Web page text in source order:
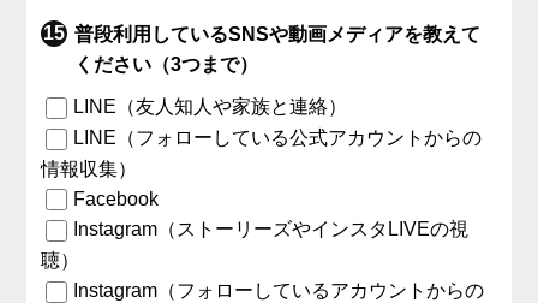
普段利用しているSNSや動画メディアを教えて
ください（3つまで）
LINE（友人知人や家族と連絡）
LINE（フォローしている公式アカウントからの
情報収集）
Facebook
Instagram（ストーリーズやインスタLIVEの視
聴）
Instagram（フォローしているアカウントからの